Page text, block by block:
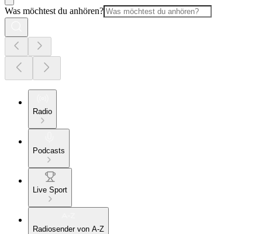
Was möchtest du anhören?
Radio
Podcasts
Live Sport
Radiosender von A-Z